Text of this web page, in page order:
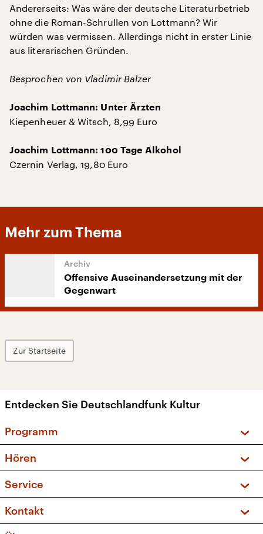
Andererseits: Was wäre der deutsche Literaturbetrieb
ohne die Roman-Schrullen von Lottmann? Wir
würden was vermissen. Allerdings nicht in erster Linie
aus literarischen Gründen.
Besprochen von Vladimir Balzer
Joachim Lottmann: Unter Ärzten
Kiepenheuer & Witsch, 8,99 Euro
Joachim Lottmann: 100 Tage Alkohol
Czernin Verlag, 19,80 Euro
Mehr zum Thema
Offensive Auseinandersetzung mit der
Gegenwart
Zur Startseite
Entdecken Sie Deutschlandfunk Kultur
Programm
Sendungen und Podcasts
Musikliste
Kakadu – Das Kinderprogramm
Hören
Frequenzen (UKW + DAB+)
Service
FAQ
Apps
Kontakt